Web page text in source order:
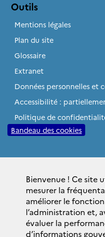
Bienvenue ! Ce site
mesurer la
améliorer le
l’administration et,
évaluer la
d’informations
Outils
Mentions légales
Plan du site
Glossaire
Extranet
Données personnelles et
Accessibilité :
Politique de
Bandeau des cookies
gouvernement.fr
elysee.fr
service-public.fr
legifrance.gouv.fr